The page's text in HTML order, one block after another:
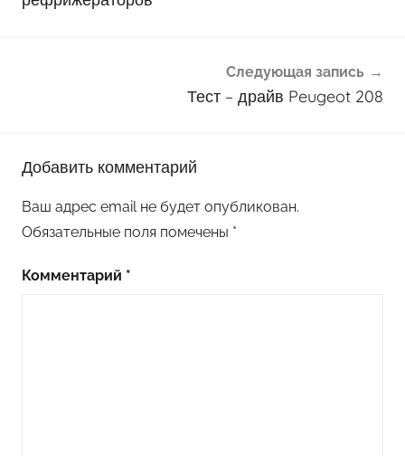
Следующая запись
Тест – драйв Peugeot 208
Добавить комментарий
Ваш адрес email не будет опубликован.
Обязательные поля помечены *
Комментарий *